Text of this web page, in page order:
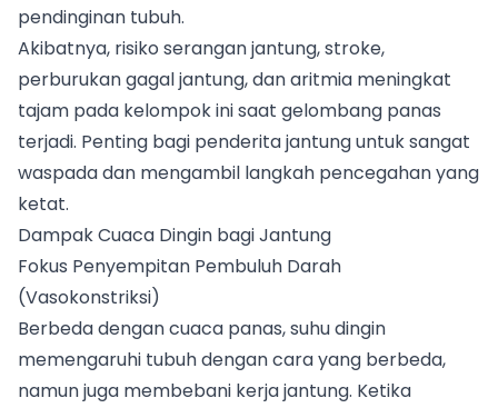
pendinginan tubuh.
Akibatnya, risiko serangan jantung, stroke,
perburukan gagal jantung, dan aritmia meningkat
tajam pada kelompok ini saat gelombang panas
terjadi. Penting bagi penderita jantung untuk sangat
waspada dan mengambil langkah pencegahan yang
ketat.
Dampak Cuaca Dingin bagi Jantung
Fokus Penyempitan Pembuluh Darah
(Vasokonstriksi)
Berbeda dengan cuaca panas, suhu dingin
memengaruhi tubuh dengan cara yang berbeda,
namun juga membebani kerja jantung. Ketika